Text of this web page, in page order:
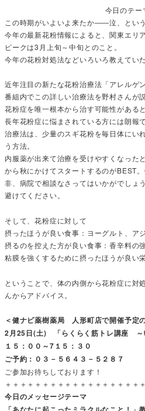
今日のテー
この時期がいよいよ来たか――泣、とい
今年の最新花粉情報によると、関東エリ
ピークは3月上旬～中旬とのこと。
今年の花粉対処法などいろいろ教えてい
近年注目の新たな花粉治療法「アレルゲ
番組内でこの詳しい治療法を野村さんが
花粉症を唯一根本から治す可能性がある
長年花粉症に悩まされている方には朗報で
治療法は、少量のスギ花粉を毎日体にい
う方法。
内服薬が出来て治療を受けやすくなった
から秋にかけてスタートするのがBEST
非、病院で相談なさってはいかがでしょ
避けてください。
そして、花粉症に対して
摂ったほうが良い食事：ヨーグルト、ア
摂るのを控えた方が良い食事：香辛料の
粘膜を強くするために摂ったほうが良い
ということで、体の内側から花粉症に対
んからアドバイス。
＜健ナビ薬樹薬局 人形町店で開催予定
2月25日(土) 「らくらく筋トレ講座 ～
１５：００～7１５：３０
ご予約：０３－５６４３－５２８７
ご参加お待ちしております！
＋＋＋＋＋＋＋＋＋＋＋＋＋＋＋＋＋＋
今日のメッセージテーマ